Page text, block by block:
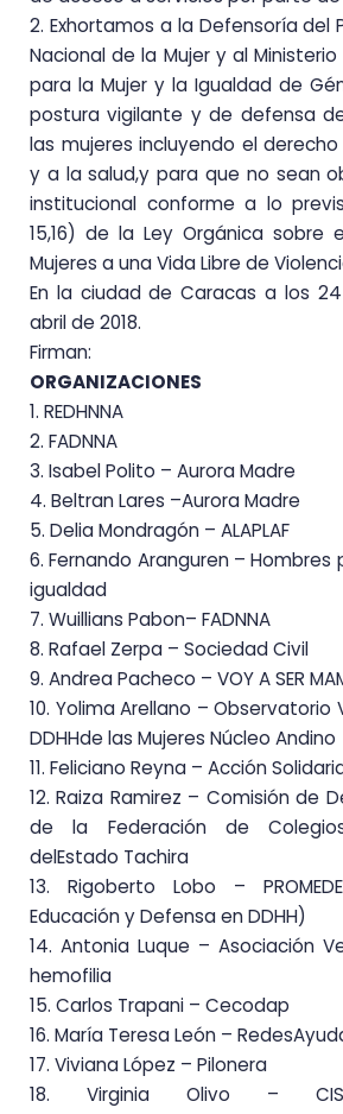
2. Exhortamos a la Defensoría del
Nacional de la Mujer y al
para la Mujer y la Igualdad de
postura vigilante y de defensa
las mujeres incluyendo el
y a la salud,y para que no sean
institucional conforme a lo
15,16) de la Ley Orgánica sobre
Mujeres a una Vida Libre de
En la ciudad de Caracas a los
abril de 2018.
Firman:
ORGANIZACIONES
1. REDHNNA
2. FADNNA
3. IsabelPolito – Aurora Madre
4. BeltranLares –Aurora Madre
5. DeliaMondragón – ALAPLAF
6. Fernando Aranguren – Hombres
igualdad
7. Wuillians Pabon– FADNNA
8. Rafael Zerpa – SociedadCivil
9. AndreaPacheco – VOYASER
10. Yolima Arellano – Observatorio
DDHHde las Mujeres Núcleo Andino
11. Feliciano Reyna – Acción
12. Raiza Ramirez – Comisión de
de la Federación de
delEstado Tachira
13. Rigoberto Lobo –
Educación y Defensa en DDHH)
14. Antonia Luque – Asociación
hemofilia
15. Carlos Trapani – Cecodap
16. María Teresa León –
17. VivianaLópez – Pilonera
18. Virginia Olivo –